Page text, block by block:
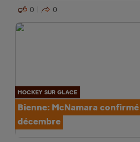
0 0
HOCKEY SUR GLACE
Bienne: McNamara
décembre